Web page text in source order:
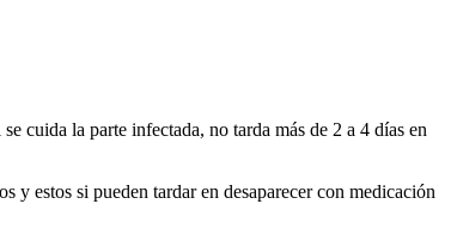
cuida la parte infectada, no tarda más de 2 a 4 días en
y estos si pueden tardar en desaparecer con medicación